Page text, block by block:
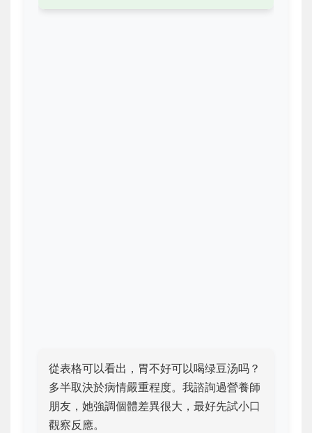
從表格可以看出，胃不好可以喝绿豆汤吗？
多半取決於病情嚴重程度。我諮詢過營養師
朋友，她強調個體差異很大，最好先試小口
觀察反應。